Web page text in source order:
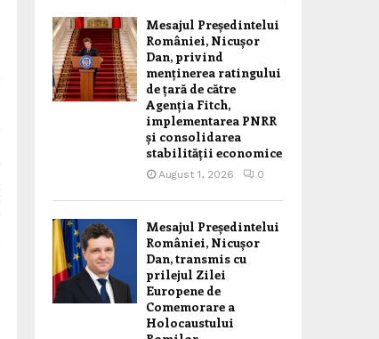
Mesajul Președintelui
României, Nicușor
Dan, privind
menținerea ratingului
de țară de către
Agenția Fitch,
implementarea PNRR
și consolidarea
stabilității economice
August 1, 2026 0
Mesajul Președintelui
României, Nicușor
Dan, transmis cu
prilejul Zilei
Europene de
Comemorare a
Holocaustului